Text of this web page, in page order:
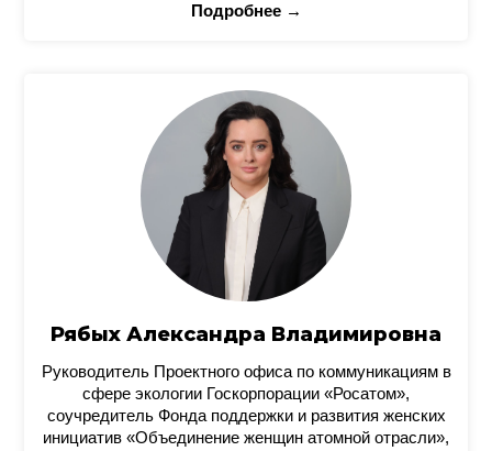
Подробнее →
Рябых Александра Владимировна
Руководитель Проектного офиса по коммуникациям в
сфере экологии Госкорпорации «Росатом»,
соучредитель Фонда поддержки и развития женских
инициатив «Объединение женщин атомной отрасли»,